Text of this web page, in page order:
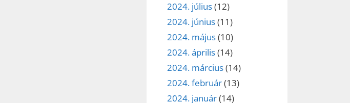
2024. július(12)
2024. június(11)
2024. május(10)
2024. április(14)
2024. március(14)
2024. február(13)
2024. január(14)